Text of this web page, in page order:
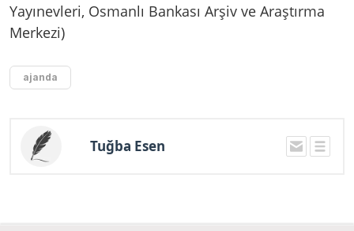
Yayınevleri, Osmanlı Bankası Arşiv ve Araştırma
Merkezi)
ajanda
Tuğba Esen